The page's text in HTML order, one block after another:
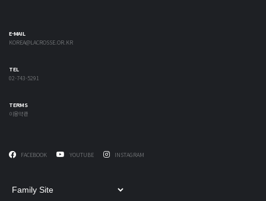
E-MAIL
KOREA@LACROSSE.OR.KR
TEL
02-743-5291
TERMS
이용약관
FACEBOOK YOUTUBE INSTAGRAM